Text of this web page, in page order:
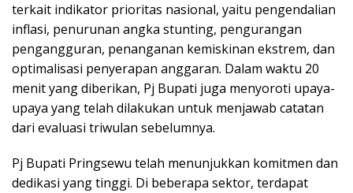
terkait indikator prioritas nasional, yaitu pengendalian
inflasi, penurunan angka stunting, pengurangan
pengangguran, penanganan kemiskinan ekstrem, dan
optimalisasi penyerapan anggaran. Dalam waktu 20
menit yang diberikan, Pj Bupati juga menyoroti upaya-
upaya yang telah dilakukan untuk menjawab catatan
dari evaluasi triwulan sebelumnya.
Pj Bupati Pringsewu telah menunjukkan komitmen dan
dedikasi yang tinggi. Di beberapa sektor, terdapat